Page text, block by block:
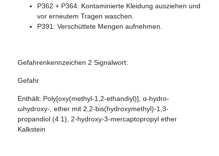
P362 + P364: Kontaminierte Kleidung ausziehen und
vor erneutem Tragen waschen.
P391: Verschüttete Mengen aufnehmen.
Gefahrenkennzeichen 2 Signalwort:
Gefahr
Enthält: Poly[oxy(methyl-1,2-ethandiyl)], α-hydro-
ωhydroxy-, ether mit 2,2-bis(hydroxymethyl)-1,3-
propandiol (4:1), 2-hydroxy-3-mercaptopropyl ether
Kalkstein